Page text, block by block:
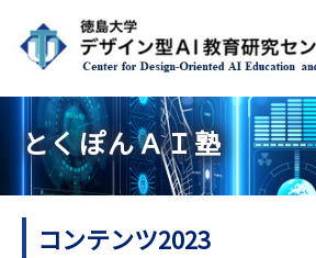
とくぽんＡＩ塾
コンテンツ2023